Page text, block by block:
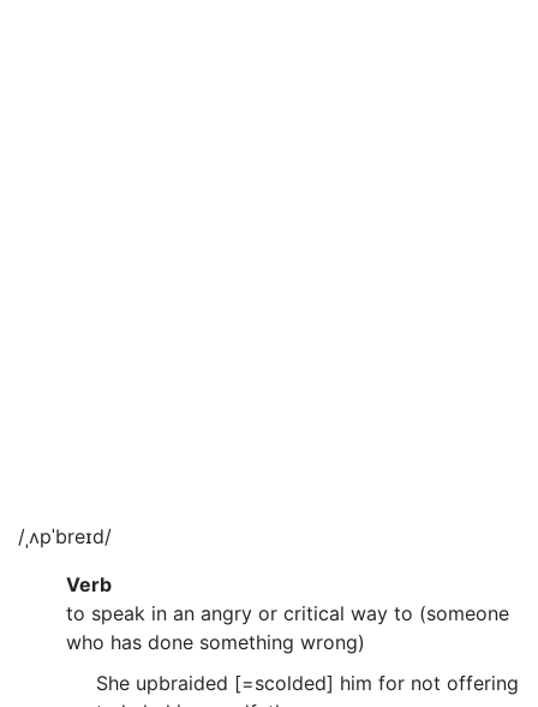
/ˌʌpˈbreɪd/
Verb
to speak in an angry or critical way to (someone
who has done something wrong)
She upbraided [=scolded] him for not offering